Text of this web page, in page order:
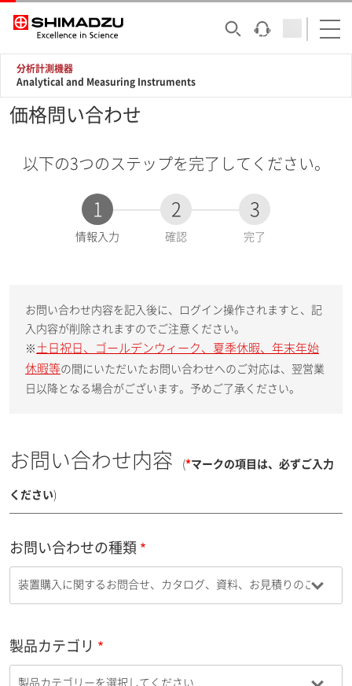
分析計測機器
Analytical and Measuring Instruments
価格問い合わせ
以下の3つのステップを完了してください。
1
現
情報入力
2
確認
3
完了
お問い合わせ内容を記入後に、ログイン操作されますと、記
入内容が削除されますのでご注意ください。
※ 土日祝日、ゴールデンウィーク、夏季休暇、年末年始
休暇等の間にいただいたお問い合わせへのご対応は、翌営業
日以降となる場合がございます。予めご了承ください。
お問い合わせ内容 (*マークの項目は、必ずご入力
ください)
お問い合わせの種類
製品カテゴリ